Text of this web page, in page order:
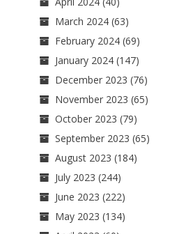
March 2024(63)
February 2024(69)
January 2024(147)
December 2023 (76)
November 2023 (65)
October 2023 (79)
September 2023 (65)
August 2023 (184)
July 2023 (244)
June 2023 (222)
May 2023 (134)